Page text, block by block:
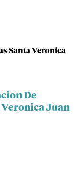
Santa Veronica
De
Veronica Juan